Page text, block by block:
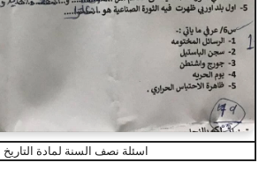
اسئلة نصف السنة لمادة التاريخ